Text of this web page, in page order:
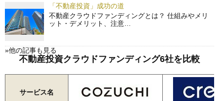
「不動産投資」成功の道
不動産クラウドファンディングとは？ 仕組みやメリ
ット・デメリット、注意…
»他の記事も見る
不動産投資クラウドファンディング6社を比較
サービス名